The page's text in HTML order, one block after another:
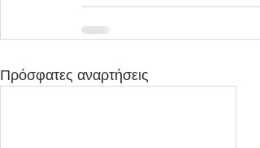
Πρόσφατες αναρτήσεις